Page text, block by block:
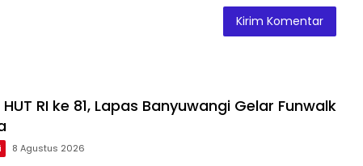
RI ke 81, Lapas Banyuwangi Gelar Funwalk
8 Agustus 2026